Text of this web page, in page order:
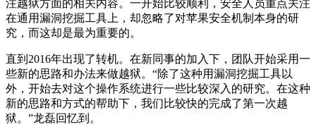
注越狱方面的相关内容。一开始比较顺利，安全人员重点关注
在通用漏洞挖掘工具上，却忽略了对苹果安全机制本身的研
究，而这却是最为重要的。
直到2016年出现了转机。在新同事的加入下，团队开始采用一
些新的思路和办法来做越狱。“除了这种用漏洞挖掘工具以
外，开始去对这个操作系统进行一些比较深入的研究。在这种
新的思路和方式的帮助下，我们比较快的完成了第一次越
狱。”龙磊回忆到。